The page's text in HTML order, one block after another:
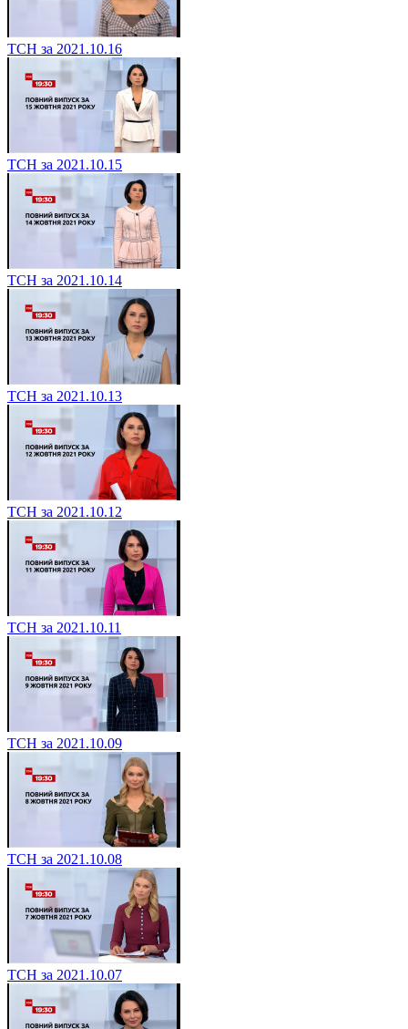
ТСН за 2021.10.16
ТСН за 2021.10.15
ТСН за 2021.10.14
ТСН за 2021.10.13
ТСН за 2021.10.12
ТСН за 2021.10.11
ТСН за 2021.10.09
ТСН за 2021.10.08
ТСН за 2021.10.07